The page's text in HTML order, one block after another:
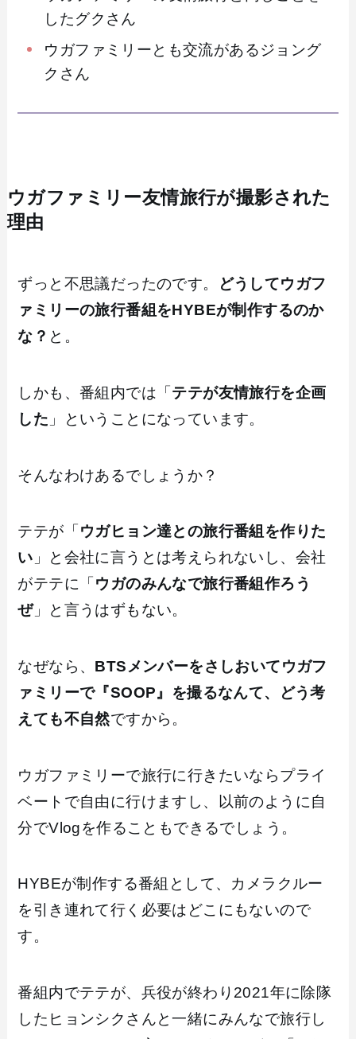
したグクさん
ウガファミリーとも交流があるジョング
クさん
ウガファミリー友情旅行が撮影された
理由
ずっと不思議だったのです。
どうしてウガフ
ァミリーの旅行番組をHYBEが制作するのか
な？ と。
しかも、番組内では「 テテが友情旅行を企画
した 」ということになっています。
そんなわけあるでしょうか？
テテが「 ウガヒョン達との旅行番組を作りた
い 」と会社に言うとは考えられないし、会社
がテテに「 ウガのみんなで旅行番組作ろう
ぜ」と言うはずもない。
なぜなら、 BTSメンバーをさしおいてウガフ
ァミリーで『SOOP』を撮るなんて、どう考
えても不自然ですから。
ウガファミリーで旅行に行きたいならプライ
ベートで自由に行けますし、以前のように自
分でVlogを作ることもできるでしょう。
HYBEが制作する番組として、カメラクルー
を引き連れて行く必要はどこにもないので
す。
番組内でテテが、兵役が終わり2021年に除隊
したヒョンシクさんと一緒にみんなで旅行し